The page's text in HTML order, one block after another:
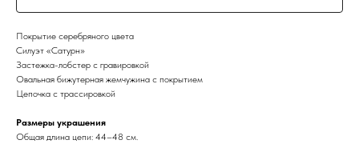
Покрытие серебряного цвета
Силуэт «Сатурн»
Застежка-лобстер с гравировкой
Овальная бижутерная жемчужина с покрытием
Цепочка с трассировкой
Размеры украшения
Общая длина цепи: 44–48 см.